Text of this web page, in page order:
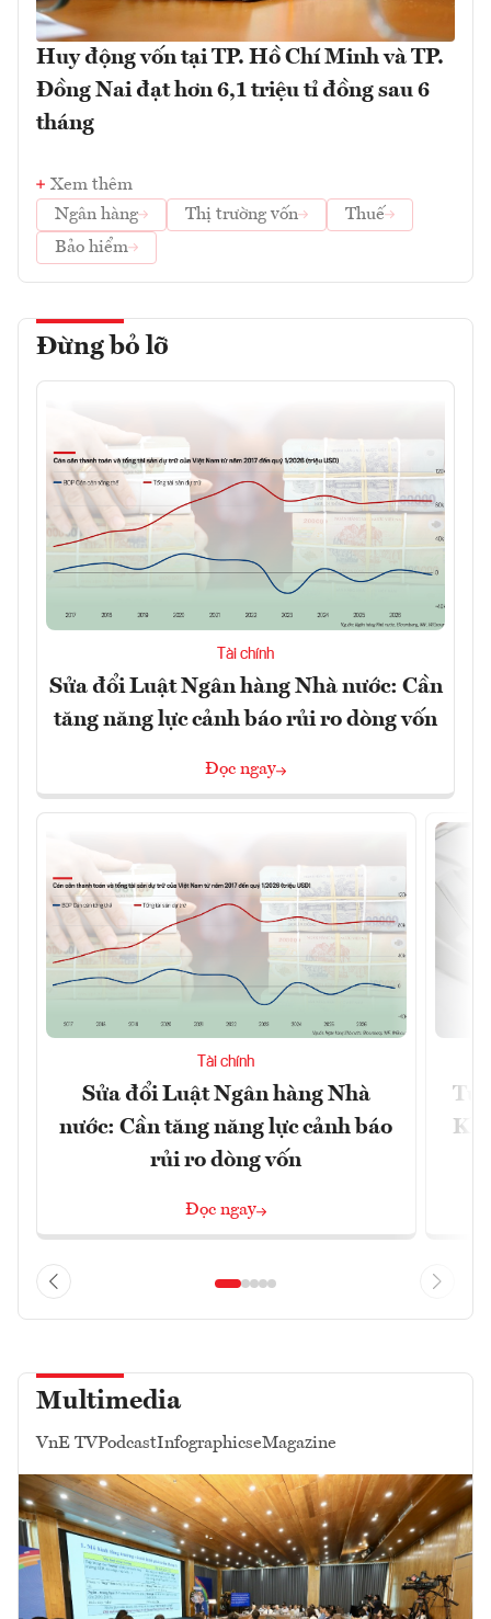
Huy động vốn tại TP. Hồ Chí Minh và TP.
Đồng Nai đạt hơn 6,1 triệu tỉ đồng sau 6
tháng
Xem thêm
Ngân hàng
Thị trường vốn
Thuế
Bảo hiểm
Đừng bỏ lỡ
Tài chính
Sửa đổi Luật Ngân hàng Nhà nước: Cần
tăng năng lực cảnh báo rủi ro dòng vốn
Đọc ngay
Tài chính
Sửa đổi Luật Ngân hàng Nhà
nước: Cần tăng năng lực cảnh báo
rủi ro dòng vốn
Đọc ngay
Từ
Multimedia
VnE TVPodcastInfographicseMagazine